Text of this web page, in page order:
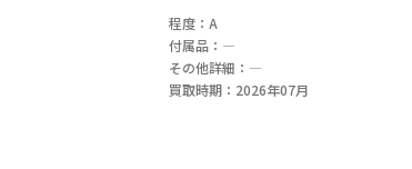
程度：A
付属品：―
その他詳細：―
買取時期：2026年07月